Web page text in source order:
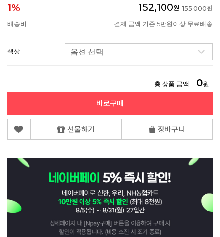
1% 152,100원 155,000원
배송비
결제 금액 기준 5만원이상 무료배송
색상
총 상품 금액 0원
바로구매
선물하기 장바구니